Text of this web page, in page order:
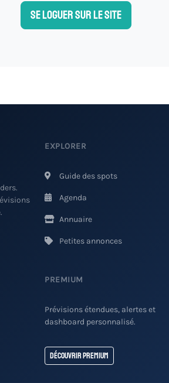
Se loguer sur le site
EXPLORER
Guide des spots
Agenda
Annuaire
Petites annonces
PREMIUM
Prévisions étendues, alertes et
dashboard personnalisé.
Découvrir Premium